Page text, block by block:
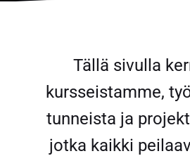
Tällä sivulla
kursseistamme,
tunneista ja
jotka kaikki